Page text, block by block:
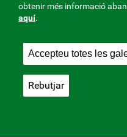
obtenir més informació
aquí.
Accepteu totes les
Rebutjar